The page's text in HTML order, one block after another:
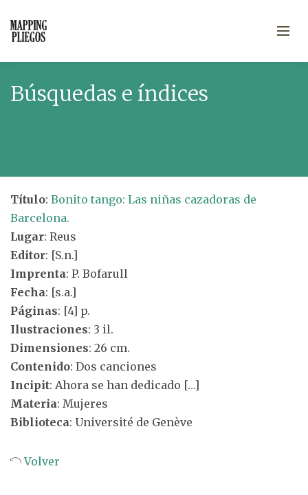
Búsquedas e índices
Título: Bonito tango: Las niñas cazadoras de
Barcelona.
Lugar: Reus
Editor: [S.n.]
Imprenta: P. Bofarull
Fecha: [s.a.]
Páginas: [4] p.
Ilustraciones: 3 il.
Dimensiones: 26 cm.
Contenido: Dos canciones
Incipit: Ahora se han dedicado […]
Materia: Mujeres
Biblioteca: Université de Genève
Volver